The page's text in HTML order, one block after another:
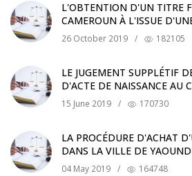
L'OBTENTION D'UN TITRE
CAMEROUN À L'ISSUE
26 October 2019 / 182105
LE JUGEMENT SUPPLÉTIF
D'ACTE DE NAISSANCE AU
15 June 2019 / 170730
LA PROCÉDURE D'ACHAT
DANS LA VILLE DE
04 May 2019 / 164748